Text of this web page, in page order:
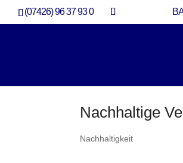
(07426) 96 37 93 0
Nachhaltige
Nachhaltigkeit